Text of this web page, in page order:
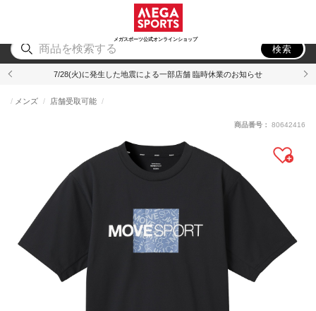
メガスポーツ公式オンラインショップ
アウトドア
検索
7/28(火)に発生した地震による一部店舗 臨時休業のお知らせ
メンズ 店舗受取可能
商品番号： 80642416